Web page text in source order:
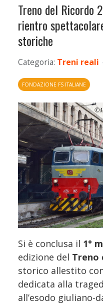
Treno del Ricordo
rientro
storiche
Categoria: Treni reali
FONDAZIONE FS ITALIANE
Si è conclusa il 1°
edizione del Treno
storico allestito
dedicata alla
all’esodo giuliano-